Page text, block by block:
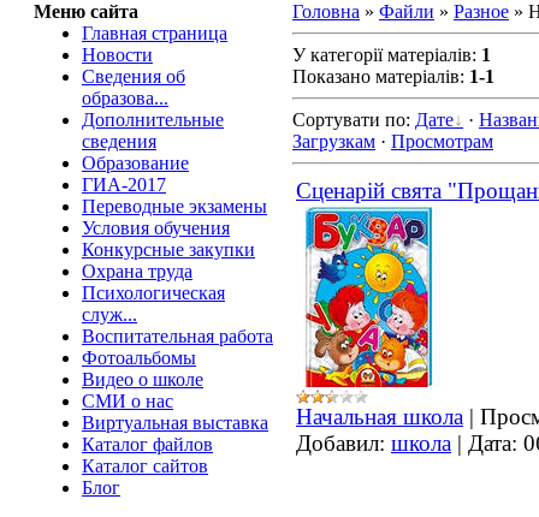
Меню сайта
Главная страница
Новости
Сведения об
образова...
Дополнительные
сведения
Образование
ГИА-2017
Переводные экзамены
Условия обучения
Конкурсные закупки
Охрана труда
Психологическая
служ...
Воспитательная работа
Фотоальбомы
Видео о школе
СМИ о нас
Виртуальная выставка
Каталог файлов
Каталог сайтов
Блог
Головна » Файли » Разное »
У категорії матеріалів: 1
Показано матеріалів: 1-1
Сортувати по: Дате ·
Загрузкам · Просмотрам
Сценарій свята
Начальная школа |
Добавил: школа | Дата: